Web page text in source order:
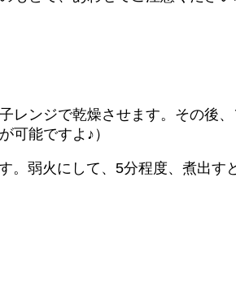
ンジで乾燥させます。その後
可能ですよ♪）
弱火にして、5分程度、煮出す